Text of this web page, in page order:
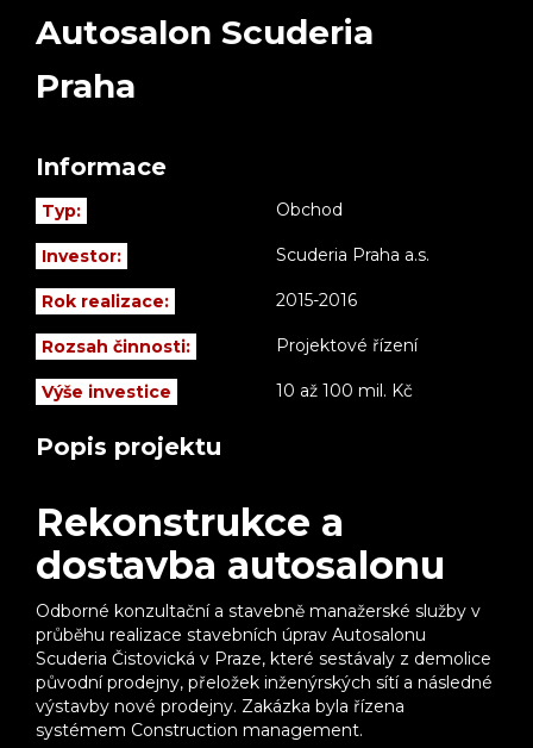
Autosalon Scuderia
Praha
Popis projektu
Rekonstrukce a
dostavba autosalonu
Odborné konzultační a stavebně manažerské služby v
průběhu realizace stavebních úprav Autosalonu
Scuderia Čistovická v Praze, které sestávaly z demolice
původní prodejny, přeložek inženýrských sítí a následné
výstavby nové prodejny. Zakázka byla řízena
systémem Construction management.
Informace
Typ: Obchod
Investor: Scuderia Praha a.s.
Rok realizace: 2015-2016
Rozsah činnosti: Projektové řízení
Výše investice 10 až 100 mil. Kč